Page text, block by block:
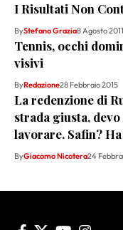
I Risultati Non
ByStefano Grazia8 Agosto 2011
Tennis, occhi
visivi
ByRedazione28 Febbraio 2015
La redenzione di
strada giusta,
lavorare. Safin?
ByGiacomo Nicotera24